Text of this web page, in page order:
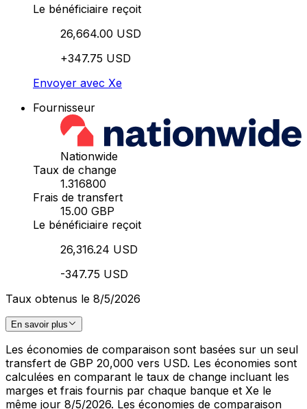
Le bénéficiaire reçoit
26,664.00 USD
+347.75 USD
Envoyer avec Xe
Fournisseur
Nationwide
Taux de change
1.316800
Frais de transfert
15.00 GBP
Le bénéficiaire reçoit
26,316.24 USD
-347.75 USD
Taux obtenus le 8/5/2026
En savoir plus
Les économies de comparaison sont basées sur un seul
transfert de GBP 20,000 vers USD. Les économies sont
calculées en comparant le taux de change incluant les
marges et frais fournis par chaque banque et Xe le
même jour 8/5/2026. Les économies de comparaison